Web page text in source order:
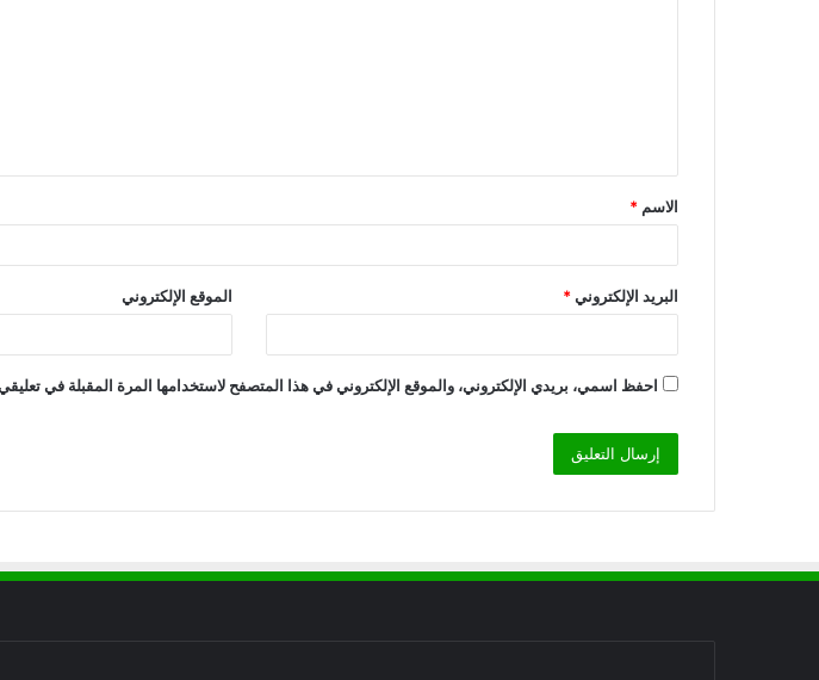
ق
*
الاسم *
البريد الإلكتروني* الموقع الإلكتروني
احفظ اسمي، بريدي الإلكتروني، والموقع الإلكتروني في هذا المتصفح لاستخدامها المرة المقبلة في